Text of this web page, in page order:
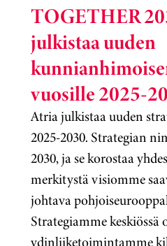
TOGETHER
julkistaa uuden
vuosille 2025-
Atria julkistaa uuden
2025-2030. Strategian
2030, ja se korostaa
merkitystä visiomme
johtava
Strategiamme keskiössä